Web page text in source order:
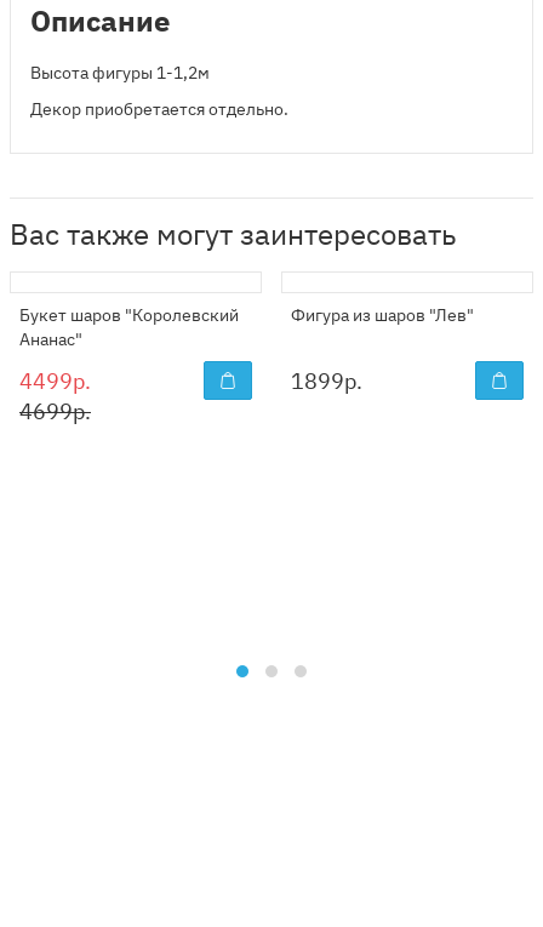
Описание
Высота фигуры 1-1,2м
Декор приобретается отдельно.
Вас также могут заинтересовать
Букет шаров "Королевский
Ананас"
4499р.
4699р.
Фигура из шаров "Лев"
1899р.